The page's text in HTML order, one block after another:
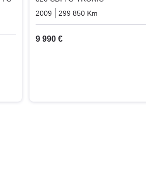
2009
299 850 Km
9 990 €